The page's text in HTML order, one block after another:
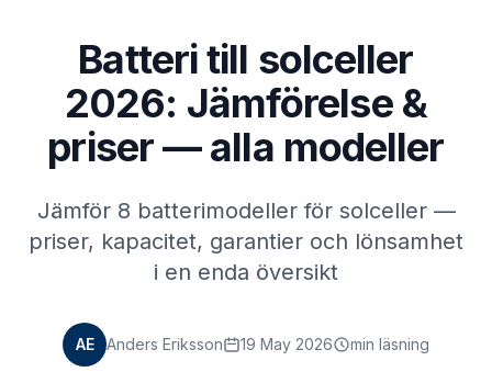
Batteri till solceller
2026: Jämförelse &
priser — alla modeller
Jämför 8 batterimodeller för solceller —
priser, kapacitet, garantier och lönsamhet
i en enda översikt
AE Anders Eriksson 19 May 2026 min läsning